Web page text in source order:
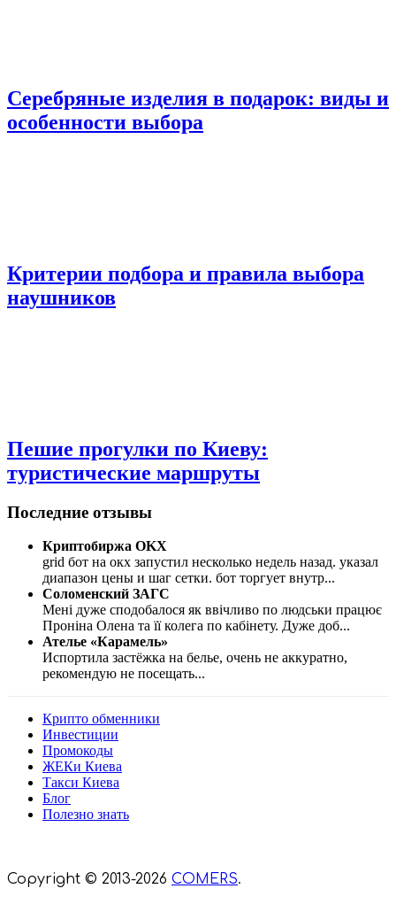
Серебряные изделия в подарок: виды и
особенности выбора
Критерии подбора и правила выбора
наушников
Пешие прогулки по Киеву:
туристические маршруты
Последние отзывы
Криптобиржа OKX
grid бот на окх запустил несколько недель назад. указал
диапазон цены и шаг сетки. бот торгует внутр...
Соломенский ЗАГС
Мені дуже сподобалося як ввічливо по людськи працює
Проніна Олена та її колега по кабінету. Дуже доб...
Ателье «Карамель»
Испортила застёжка на белье, очень не аккуратно,
рекомендую не посещать...
Крипто обменники
Инвестиции
Промокоды
ЖЕКи Киева
Такси Киева
Блог
Полезно знать
Copyright © 2013-2026 COMERS.